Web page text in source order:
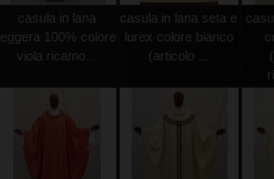
casula in lana
leggera 100% colore
viola ricamo...
casula in lana seta e
lurex colore bianco
(articolo ...